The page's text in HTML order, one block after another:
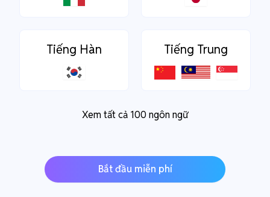
Tiếng Hàn Tiếng Trung
Xem tất cả 100 ngôn ngữ
Bắt đầu miễn phí